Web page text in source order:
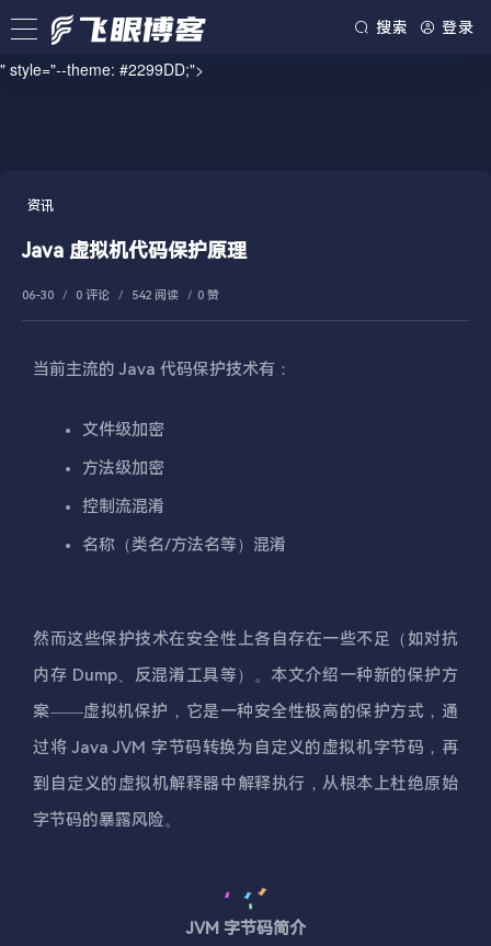
/www/wwwroot/blog.firsource.cn/usr/themes/spimes/header.php on line
73
" style="--theme: #2299DD;">
搜索 登录
资讯
Java 虚拟机代码保护原理
06-30 / 0 评论 / 542 阅读 / 0 赞
当前主流的 Java 代码保护技术有：
文件级加密
方法级加密
控制流混淆
名称（类名/方法名等）混淆
然而这些保护技术在安全性上各自存在一些不足（如对抗
内存 Dump、反混淆工具等）。本文介绍一种新的保护方
案——虚拟机保护，它是一种安全性极高的保护方式，通
过将 Java JVM 字节码转换为自定义的虚拟机字节码，再
到自定义的虚拟机解释器中解释执行，从根本上杜绝原始
字节码的暴露风险。
JVM 字节码简介